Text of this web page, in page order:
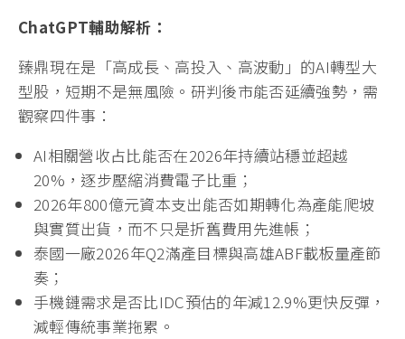
ChatGPT輔助解析：
臻鼎現在是「高成長、高投入、高波動」的AI轉型大
型股，短期不是無風險。研判後市能否延續強勢，需
觀察四件事：
AI相關營收占比能否在2026年持續站穩並超越
20%，逐步壓縮消費電子比重；
2026年800億元資本支出能否如期轉化為產能爬坡
與實質出貨，而不只是折舊費用先進帳；
泰國一廠2026年Q2滿產目標與高雄ABF載板量產節
奏；
手機鏈需求是否比IDC預估的年減12.9%更快反彈，
減輕傳統事業拖累。